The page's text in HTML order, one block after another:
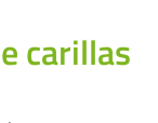
carillas